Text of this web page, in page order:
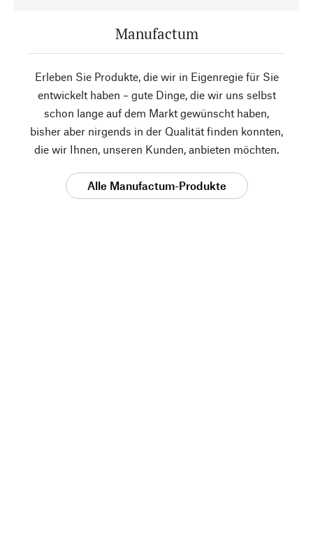
Manufactum
Erleben Sie Produkte, die wir in Eigenregie für Sie
entwickelt haben – gute Dinge, die wir uns selbst
schon lange auf dem Markt gewünscht haben,
bisher aber nirgends in der Qualität finden konnten,
die wir Ihnen, unseren Kunden, anbieten möchten.
Alle Manufactum-Produkte